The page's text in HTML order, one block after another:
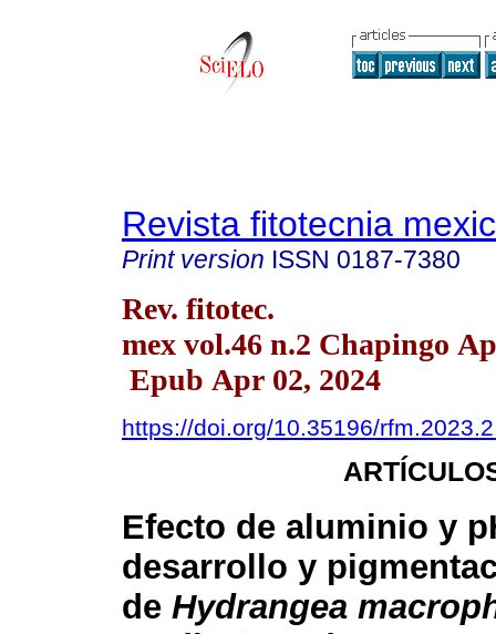
Revista fitotecnia
Print version ISSN 0187-7380
Rev. fitotec.
mex vol.46 n.2 Chapingo
Epub Apr 02, 2024
https://doi.org/10.35196/
Efecto de aluminio y
desarrollo y
de Hydrangea